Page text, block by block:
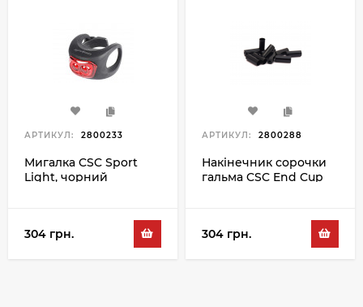
АРТИКУЛ: 2800233
Мигалка CSC Sport
Light, чорний
304 грн.
АРТИКУЛ: 2800288
Накінечник сорочки
гальма CSC End Cup
304 грн.